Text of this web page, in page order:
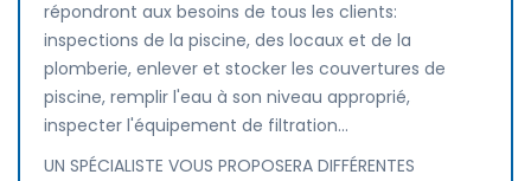
répondront aux besoins de tous les clients:
inspections de la piscine, des locaux et de la
plomberie, enlever et stocker les couvertures de
piscine, remplir l'eau à son niveau approprié,
inspecter l'équipement de filtration...
UN SPÉCIALISTE VOUS PROPOSERA DIFFÉRENTES